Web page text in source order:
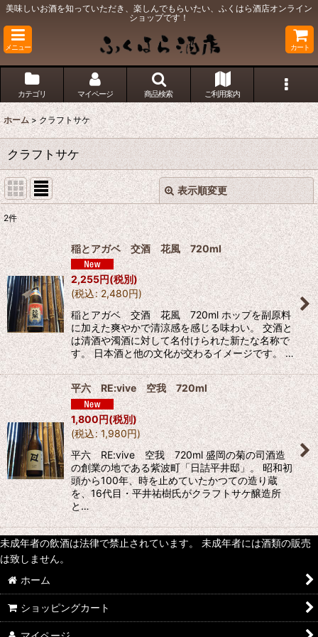
美味しいお酒を知っていただき、楽しんでもらいたい、ふくはら酒店オンライン
ショップです！
メニュー カート
カテゴリ マイページ 商品検索 ご利用案内
ホーム > クラフトサケ
クラフトサケ
表示順変更
表示数:
並び順:
絞り込む
閉じる
2件
稲とアガベ 交酒 花風 720ml
2,255円(税別)
(税込: 2,480円)
稲とアガベ 交酒 花風 720ml ホップを副原料
に加えた爽やかで清涼感を感じる味わい。 交酒と
は清酒や濁酒に対して名付けられた新たな名称で
す。 日本酒と他の文化が交わるイメージです。 …
平六 RE:vive 空我 720ml
1,800円(税別)
(税込: 1,980円)
平六 RE:vive 空我 720ml 盛岡の菊の司酒造
の創業の地である紫波町「日詰平井邸」。 昭和初
頭から100年、時を止めていたかつての造り蔵
を、16代目・平井祐樹氏がクラフトサケ醸造所
と…
未成年者の飲酒は法律で禁止されています。 未成年者には酒類の販売
は致しません。
ホーム
ショッピングカート